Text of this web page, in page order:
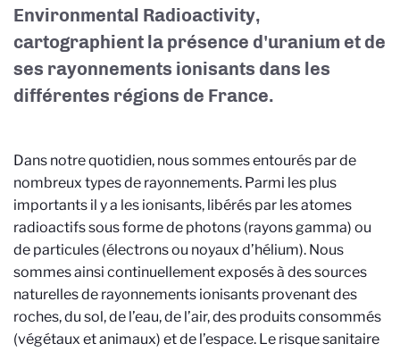
Environmental Radioactivity,
cartographient la présence d'uranium et de
ses rayonnements ionisants dans les
différentes régions de France.
Dans notre quotidien, nous sommes entourés par de
nombreux types de rayonnements. Parmi les plus
importants il y a les ionisants, libérés par les atomes
radioactifs sous forme de photons (rayons gamma) ou
de particules (électrons ou noyaux d’hélium). Nous
sommes ainsi continuellement exposés à des sources
naturelles de rayonnements ionisants provenant des
roches, du sol, de l’eau, de l’air, des produits consommés
(végétaux et animaux) et de l’espace. Le risque sanitaire